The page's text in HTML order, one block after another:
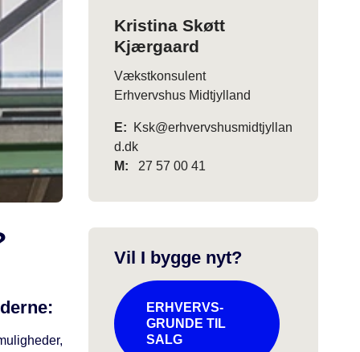
Kristina Skøtt
Kjærgaard
Vækstkonsulent
Erhvervshus Midtjylland
E:
Ksk@erhvervshusmidtjyllan
d.dk
M:
27 57 00 41
Vil I bygge nyt?
ERHVERVS-
GRUNDE TIL
SALG